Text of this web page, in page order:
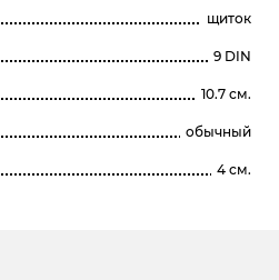
щиток
9 DIN
10.7 см.
обычный
4 см.